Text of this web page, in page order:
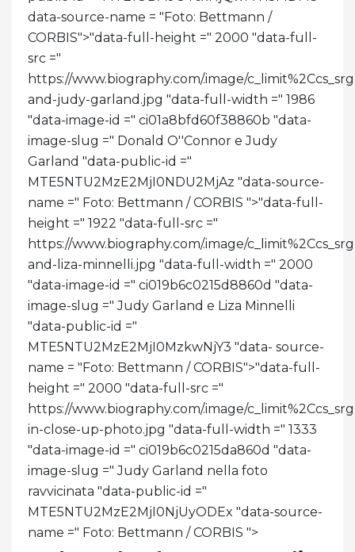
data-source-name = "Foto: Bettmann /
CORBIS">"data-full-height =" 2000 "data-full-
src ="
https://www.biography.com/.image/
and-judy-garland.jpg "data-full-width =" 1986
"data-image-id =" ci01a8bfd60f38860b "data-
image-slug =" Donald O''Connor e Judy
Garland "data-public-id ="
MTE5NTU2MzE2MjI0NDU2MjAz "data-source-
name =" Foto: Bettmann / CORBIS ">"data-full-
height =" 1922 "data-full-src ="
https://www.biography.com/.image/
and-liza-minnelli.jpg "data-full-width =" 2000
"data-image-id =" ci019b6c0215d8860d "data-
image-slug =" Judy Garland e Liza Minnelli
"data-public-id ="
MTE5NTU2MzE2MjI0MzkwNjY3 "data- source-
name = "Foto: Bettmann / CORBIS">"data-full-
height =" 2000 "data-full-src ="
https://www.biography.com/.image/
in-close-up-photo.jpg "data-full-width =" 1333
"data-image-id =" ci019b6c0215da860d "data-
image-slug =" Judy Garland nella foto
ravvicinata "data-public-id ="
MTE5NTU2MzE2MjI0NjUyODEx "data-source-
name =" Foto: Bettmann / CORBIS ">